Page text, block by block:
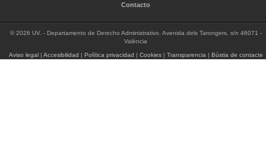
Contacto
© 2026 UV. - Departamento de Derecho Administrativo. Avenida dels Tarongers, s/n 46071 -
València
Aviso legal| Accesibilidad | Política privacidad | Cookies| Transparencia| Bústia de contacte